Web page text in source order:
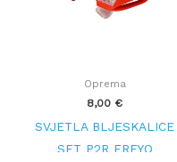
Oprema
8,00 €
SVJETLA BLJESKALICE
SET P2R FREYO